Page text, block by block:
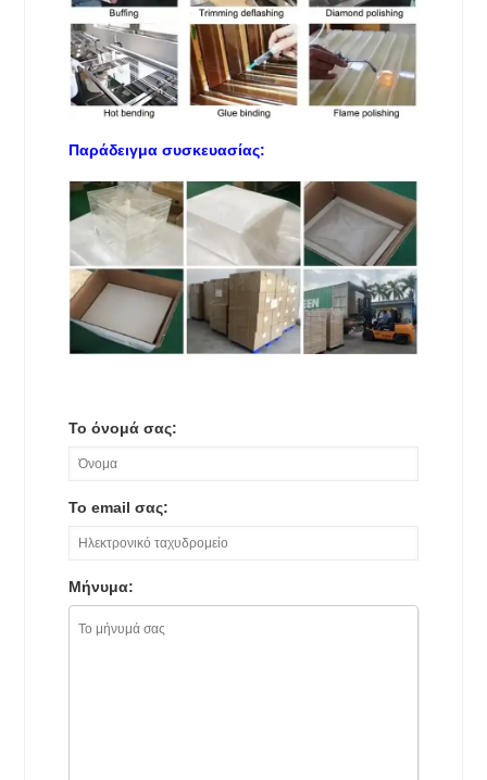
Παράδειγμα συσκευασίας:
Το όνομά σας:
Το email σας:
Μήνυμα: